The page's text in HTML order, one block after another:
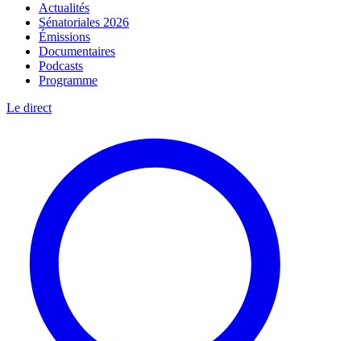
Actualités
Sénatoriales 2026
Émissions
Documentaires
Podcasts
Programme
Le direct